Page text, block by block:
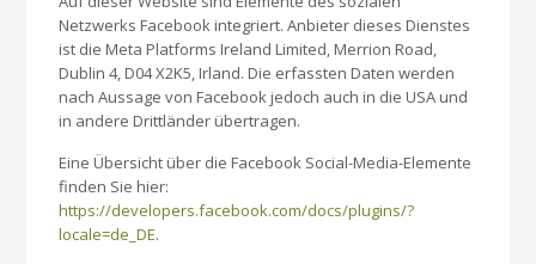
Netzwerks Facebook integriert. Anbieter dieses Dienstes
ist die Meta Platforms Ireland Limited, Merrion Road,
Dublin 4, D04 X2K5, Irland. Die erfassten Daten werden
nach Aussage von Facebook jedoch auch in die USA und
in andere Drittländer übertragen.
Eine Übersicht über die Facebook Social-Media-Elemente
finden Sie hier:
https://developers.facebook.com/docs/plugins/?
locale=de_DE.